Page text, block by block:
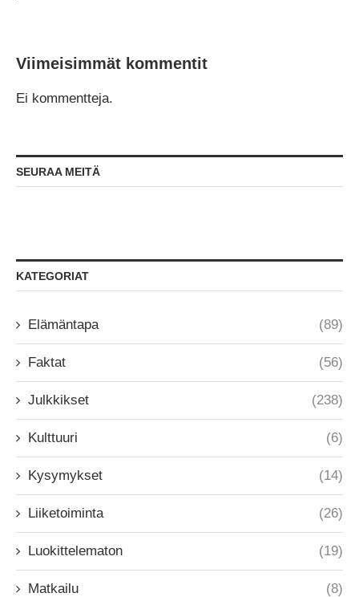
Viimeisimmät kommentit
Ei kommentteja.
SEURAA MEITÄ
KATEGORIAT
Elämäntapa (89)
Faktat (56)
Julkkikset (238)
Kulttuuri (6)
Kysymykset (14)
Liiketoiminta (26)
Luokittelematon (19)
Matkailu (8)